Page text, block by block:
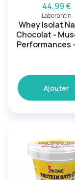
44,99 €
Laborantin
Whey Isolat
Chocolat -
Performances
Ajouter